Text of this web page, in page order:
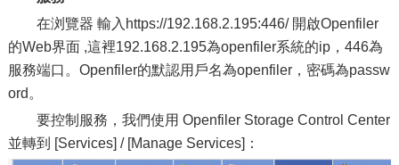
在浏覽器 輸入https://192.168.2.195:446/ 開啟Openfiler
的Web界面 ,這裡192.168.2.195為openfiler系統的ip，446為
服務端口。Openfiler的默認用戶名為openfiler，密碼為passw
ord。
要控制服務，我們使用 Openfiler Storage Control Center
並轉到 [Services] / [Manage Services]：